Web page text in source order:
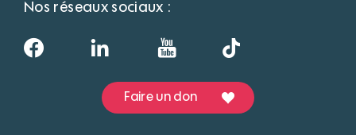
Nos réseaux sociaux :
Faire un don